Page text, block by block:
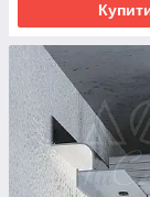
рубіни,
це